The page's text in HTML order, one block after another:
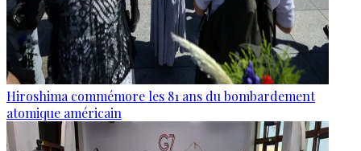
Hiroshima commémore les 81 ans du bombardement
atomique américain